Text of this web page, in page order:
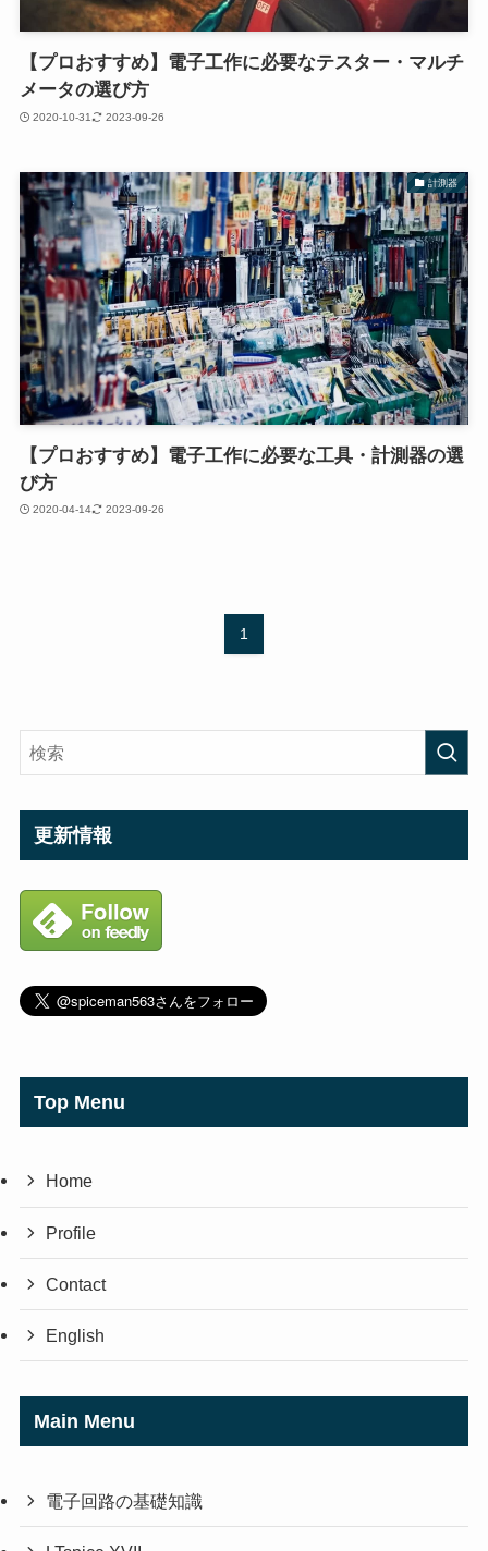
【プロおすすめ】電子工作に必要なテスター・マルチ
メータの選び方
2020-10-31 2023-09-26
計測器
【プロおすすめ】電子工作に必要な工具・計測器の選
び方
2020-04-14 2023-09-26
1
更新情報
Top Menu
Home
Profile
Contact
English
Main Menu
電子回路の基礎知識